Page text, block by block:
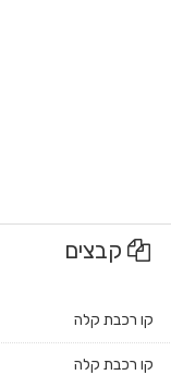
קבצים
קו רכבת קלה
קו רכבת קלה